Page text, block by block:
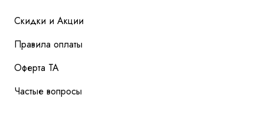
Скидки и Акции
Правила оплаты
Оферта ТА
Частые вопросы